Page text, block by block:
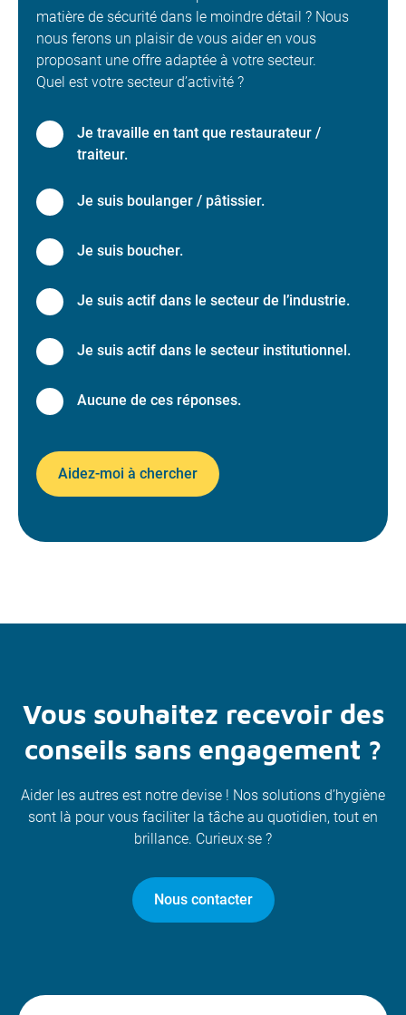
matière de sécurité dans le moindre détail ? Nous
nous ferons un plaisir de vous aider en vous
proposant une offre adaptée à votre secteur.
Quel est votre secteur d’activité ?
Je travaille en tant que restaurateur /
traiteur.
Je suis boulanger / pâtissier.
Je suis boucher.
Je suis actif dans le secteur de l’industrie.
Je suis actif dans le secteur institutionnel.
Aucune de ces réponses.
Aidez-moi à chercher
Vous souhaitez recevoir des
conseils sans engagement ?
Aider les autres est notre devise ! Nos solutions d’hygiène
sont là pour vous faciliter la tâche au quotidien, tout en
brillance. Curieux·se ?
Nous contacter